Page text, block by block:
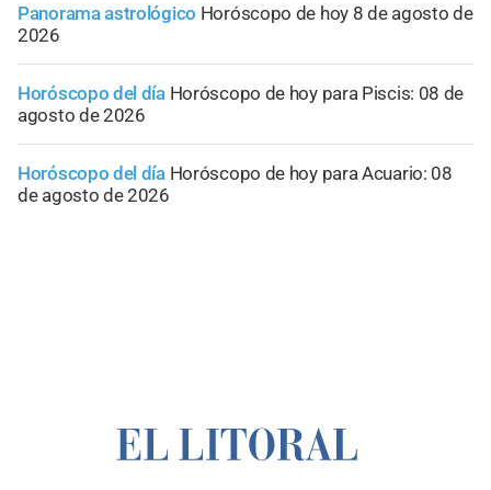
Panorama astrológico Horóscopo de hoy 8 de agosto de
2026
Horóscopo del día Horóscopo de hoy para Piscis: 08 de
agosto de 2026
Horóscopo del día Horóscopo de hoy para Acuario: 08
de agosto de 2026